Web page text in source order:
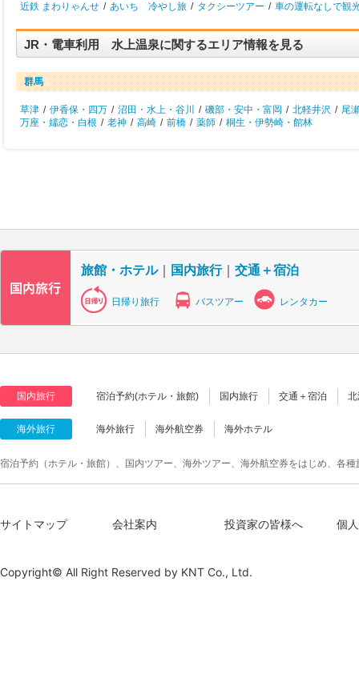
近鉄 まわりゃんせ / あいち 冷やし旅 / タクシーツアー / 車の運転なしで観
JR・電車利用 水上温泉に関するエリア情報を見る
群馬
草津 / 伊香保・四万 / 沼田・水上・谷川 / 磯部・安中・富岡 / 北軽井沢 / 尾
万座・嬬恋・白根 / 老神 / 高崎 / 前橋 / 薬師 / 桐生・伊勢崎・館林
旅館・ホテル｜ 国内旅行｜ 交通＋宿泊
日帰り旅行 バスツアー レンタカー
国内旅行 宿泊予約(ホテル・旅館) 国内旅行 交通＋宿泊
海外旅行 海外旅行 海外航空券 海外ホテル
宿泊予約（ホテル・旅館）、国内ツアー、海外ツアー、海外航空券をはじめ、各
サイトマップ 会社案内 投資家の皆様へ 個
Copyright© All Right Reserved by KNT Co., Ltd.